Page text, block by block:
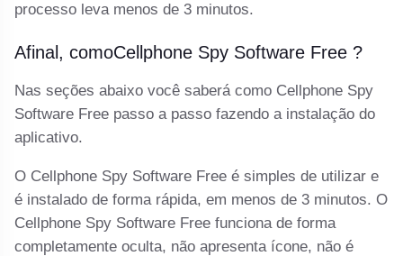
processo leva menos de 3 minutos.
Afinal, comoCellphone Spy Software Free ?
Nas seções abaixo você saberá como Cellphone Spy
Software Free passo a passo fazendo a instalação do
aplicativo.
O Cellphone Spy Software Free é simples de utilizar e
é instalado de forma rápida, em menos de 3 minutos. O
Cellphone Spy Software Free funciona de forma
completamente oculta, não apresenta ícone, não é